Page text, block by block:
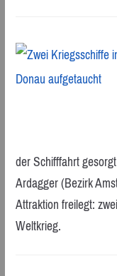
der Schifffahrt
Ardagger (Bezirk
Attraktion freilegt:
Weltkrieg.